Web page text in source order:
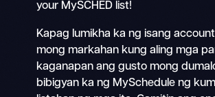
your MySCHED list!
Kapag lumikha ka ng isang
mong markahan kung aling mga
kaganapan ang gusto mong
bibigyan ka ng MySchedule ng